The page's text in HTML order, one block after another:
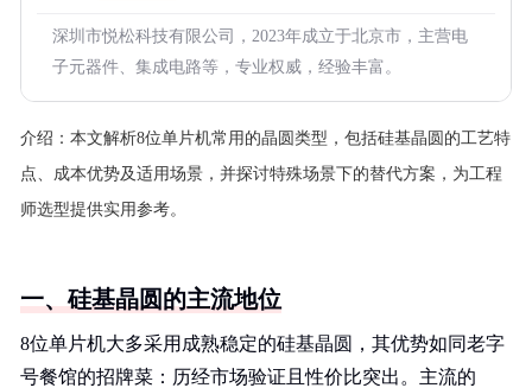
深圳市悦松科技有限公司，2023年成立于北京市，主营电
子元器件、集成电路等，专业权威，经验丰富。
介绍： 本文解析8位单片机常用的晶圆类型，包括硅基晶圆的工艺特
点、成本优势及适用场景，并探讨特殊场景下的替代方案，为工程
师选型提供实用参考。
一、硅基晶圆的主流地位
8位单片机大多采用成熟稳定的硅基晶圆，其优势如同老字
号餐馆的招牌菜：历经市场验证且性价比突出。主流的